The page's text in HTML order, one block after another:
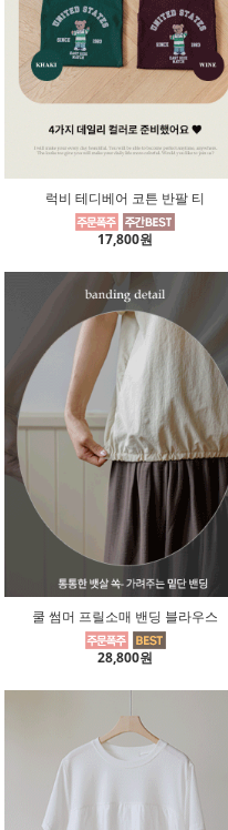
럭비 테디베어 코튼 반팔 티
17,800원
쿨 썸머 프릴소매 밴딩 블라우스
28,800원